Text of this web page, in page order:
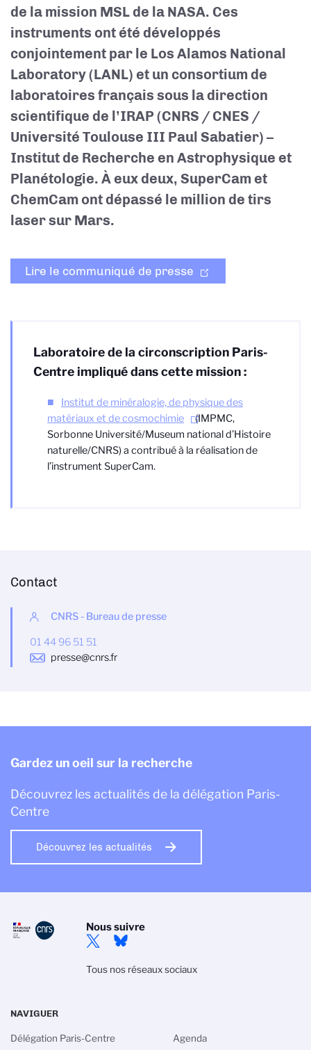
de la mission MSL de la NASA. Ces
instruments ont été développés
conjointement par le Los Alamos National
Laboratory (LANL) et un consortium de
laboratoires français sous la direction
scientifique de l’IRAP (CNRS / CNES /
Université Toulouse III Paul Sabatier) –
Institut de Recherche en Astrophysique et
Planétologie. À eux deux, SuperCam et
ChemCam ont dépassé le million de tirs
laser sur Mars.
Lire le communiqué de presse
Laboratoire de la circonscription Paris-
Centre impliqué dans cette mission :
Institut de minéralogie, de physique des
matériaux et de cosmochimie
(IMPMC,
Sorbonne Université/Museum national d’Histoire
naturelle/CNRS) a contribué à la réalisation de
l’instrument SuperCam.
Contact
CNRS - Bureau de presse
01 44 96 51 51
presse@cnrs.fr
Gardez un oeil sur la recherche
Découvrez les actualités de la délégation Paris-
Centre
Découvrez les actualités
Nous suivre
Tous nos réseaux sociaux
NAVIGUER
Délégation Paris-Centre Agenda